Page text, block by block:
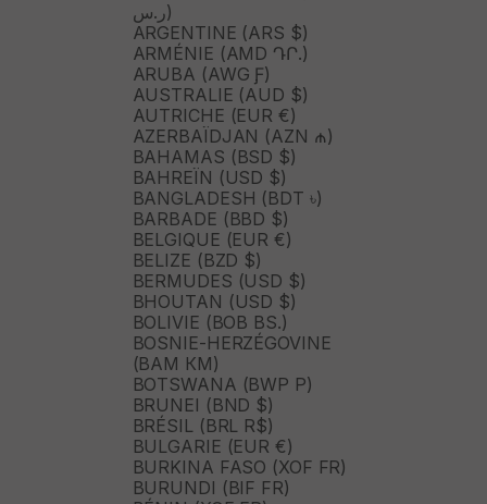
ر.س)
ARGENTINE (ARS $)
ARMÉNIE (AMD ԴՐ.)
ARUBA (AWG Ƒ)
AUSTRALIE (AUD $)
AUTRICHE (EUR €)
AZERBAÏDJAN (AZN ₼)
BAHAMAS (BSD $)
BAHREÏN (USD $)
BANGLADESH (BDT ৳)
BARBADE (BBD $)
BELGIQUE (EUR €)
BELIZE (BZD $)
BERMUDES (USD $)
BHOUTAN (USD $)
BOLIVIE (BOB BS.)
BOSNIE-HERZÉGOVINE
(BAM КМ)
BOTSWANA (BWP P)
BRUNEI (BND $)
BRÉSIL (BRL R$)
BULGARIE (EUR €)
BURKINA FASO (XOF FR)
BURUNDI (BIF FR)